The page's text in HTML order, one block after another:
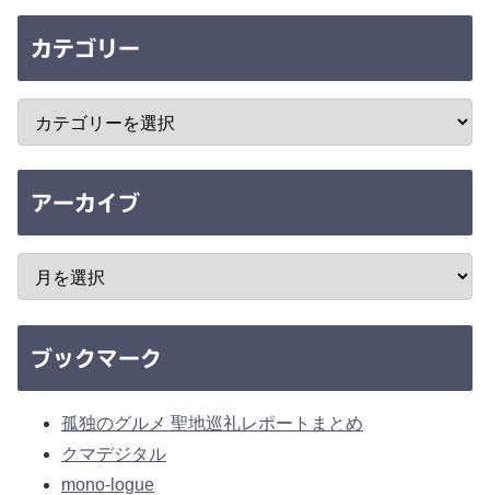
カテゴリー
アーカイブ
ブックマーク
孤独のグルメ 聖地巡礼レポートまとめ
クマデジタル
mono-logue